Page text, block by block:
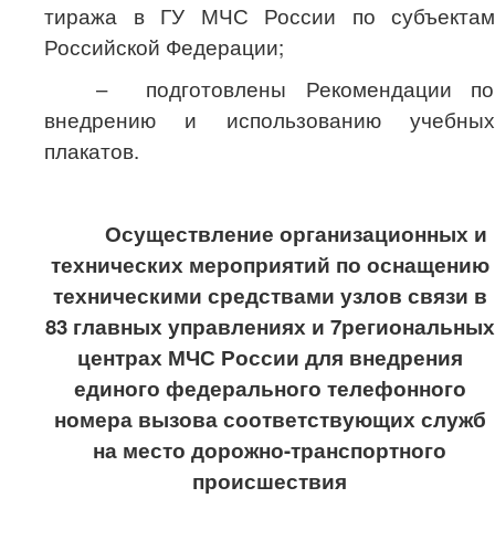
тиража в ГУ МЧС России по субъектам
Российской Федерации;
– подготовлены Рекомендации по
внедрению и использованию учебных
плакатов.
Осуществление организационных и
технических мероприятий по оснащению
техническими средствами узлов связи в
83 главных управлениях и 7региональных
центрах МЧС России для внедрения
единого федерального телефонного
номера вызова соответствующих служб
на место дорожно-транспортного
происшествия